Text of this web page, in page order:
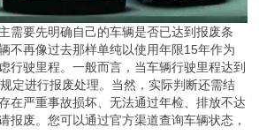
需要先明确自己的车辆是否已达到报废条
不再像过去那样单纯以使用年限15年作为
行驶里程。一般而言，当车辆行驶里程达到
定进行报废处理。当然，实际判断还需结
在严重事故损坏、无法通过年检、排放不达
报废。您可以通过官方渠道查询车辆状态，